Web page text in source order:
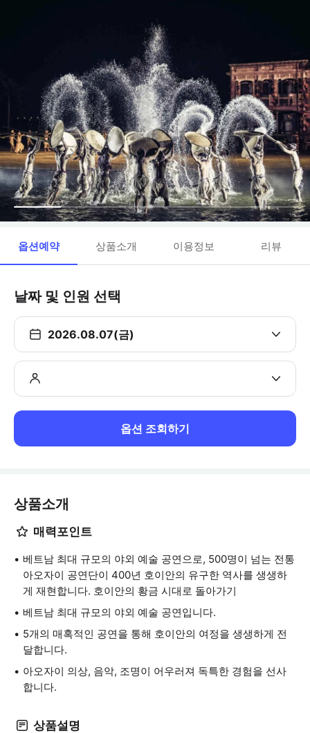
옵션예약 상품소개 이용정보 리뷰
날짜 및 인원 선택
2026.08.07(금)
옵션 조회하기
상품소개
매력포인트
베트남 최대 규모의 야외 예술 공연으로, 500명이 넘는 전통
아오자이 공연단이 400년 호이안의 유구한 역사를 생생하
게 재현합니다. 호이안의 황금 시대로 돌아가기
베트남 최대 규모의 야외 예술 공연입니다.
5개의 매혹적인 공연을 통해 호이안의 여정을 생생하게 전
달합니다.
아오자이 의상, 음악, 조명이 어우러져 독특한 경험을 선사
합니다.
상품설명